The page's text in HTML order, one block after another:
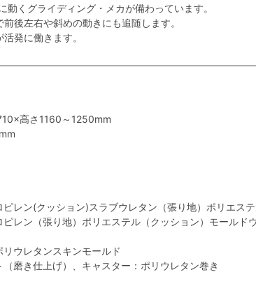
くグライディング・メカが備わっています。
後左右や斜めの動きにも追随します。
発に働きます。
高さ1160～1250mm
レン(クッション)スラブウレタン（張り地）ポリエス
レン（張り地）ポリエステル（クッション）モールド
ウレタンスキンモールド
磨き仕上げ）、キャスター：ポリウレタン巻き